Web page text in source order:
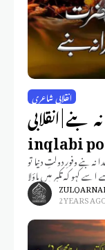
انقلابی شاعری
| انقلابی
بنے وفورِ دولتِ دنیا تو
کہو کہ تکبر میں باؤلا
2 YEARS